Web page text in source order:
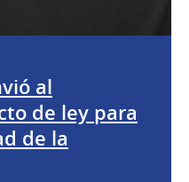
al
de ley para
de la